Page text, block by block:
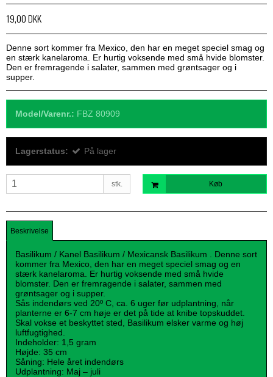
19,00 DKK
Denne sort kommer fra Mexico, den har en meget speciel smag og
en stærk kanelaroma. Er hurtig voksende med små hvide blomster.
Den er fremragende i salater, sammen med grøntsager og i
supper.
Model/Varenr.: FBZ 80909
Lagerstatus: På lager
stk. Køb
Beskrivelse
Basilikum / Kanel Basilikum / Mexicansk Basilikum . Denne sort
kommer fra Mexico, den har en meget speciel smag og en
stærk kanelaroma. Er hurtig voksende med små hvide
blomster. Den er fremragende i salater, sammen med
grøntsager og i supper.
Sås indendørs ved 20º C, ca. 6 uger før udplantning, når
planterne er 6-7 cm høje er det på tide at knibe topskuddet.
Skal vokse et beskyttet sted, Basilikum elsker varme og høj
luftfugtighed.
Indeholder: 1,5 gram
Højde: 35 cm
Såning: Hele året indendørs
Udplantning: Maj – juli